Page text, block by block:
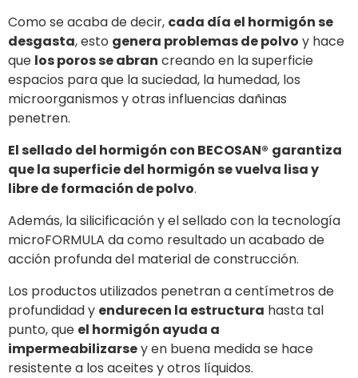
Como se acaba de decir, cada día el hormigón se
desgasta, esto genera problemas de polvo y hace
que los poros se abran creando en la superficie
espacios para que la suciedad, la humedad, los
microorganismos y otras influencias dañinas
penetren.
El sellado del hormigón con BECOSAN® garantiza
que la superficie del hormigón se vuelva lisa y
libre de formación de polvo.
Además, la silicificación y el sellado con la tecnología
microFORMULA da como resultado un acabado de
acción profunda del material de construcción.
Los productos utilizados penetran a centímetros de
profundidad y endurecen la estructura hasta tal
punto, que el hormigón ayuda a
impermeabilizarsey en buena medida se hace
resistente a los aceites y otros líquidos.